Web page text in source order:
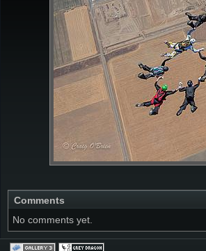
Comments
No comments yet.